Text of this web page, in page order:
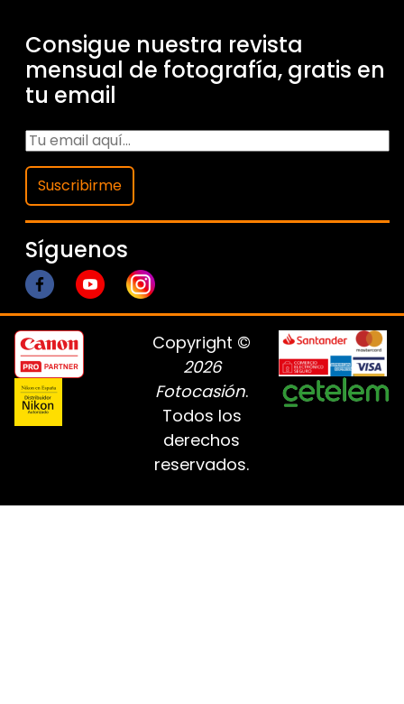
Consigue nuestra revista
mensual de fotografía, gratis en
tu email
Suscribirme
Síguenos
Copyright ©
2026
Fotocasión.
Todos los
derechos
reservados.